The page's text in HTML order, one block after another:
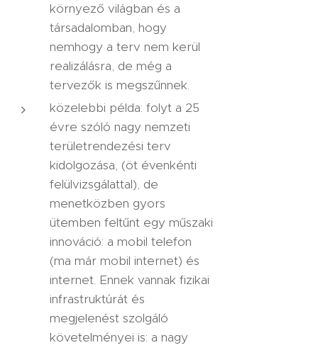
környező világban és a
társadalomban, hogy
nemhogy a terv nem kerül
realizálásra, de még a
tervezők is megszűnnek.
közelebbi példa: folyt a 25
évre szóló nagy nemzeti
területrendezési terv
kidolgozása, (öt évenkénti
felülvizsgálattal), de
menetközben gyors
ütemben feltűnt egy műszaki
innováció: a mobil telefon
(ma már mobil internet) és
internet. Ennek vannak fizikai
infrastruktúrát és
megjelenést szolgáló
követelményei is: a nagy